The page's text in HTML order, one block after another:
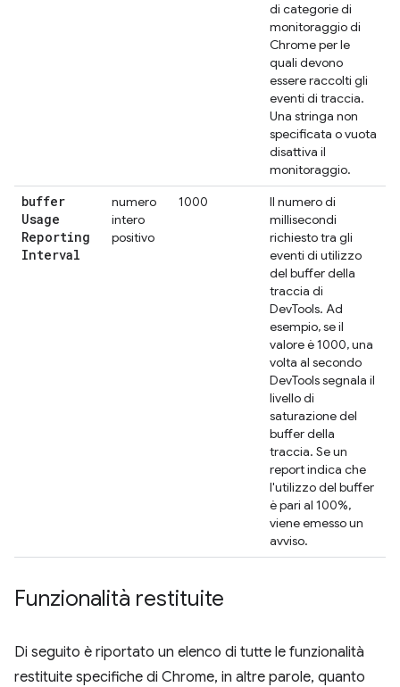
di categorie di
monitoraggio di
Chrome per le
quali devono
essere raccolti gli
eventi di traccia.
Una stringa non
specificata o vuota
disattiva il
monitoraggio.
buffer
Usage
Reporting
Interval
numero
intero
positivo
1000
Il numero di
millisecondi
richiesto tra gli
eventi di utilizzo
del buffer della
traccia di
DevTools. Ad
esempio, se il
valore è 1000, una
volta al secondo
DevTools segnala il
livello di
saturazione del
buffer della
traccia. Se un
report indica che
l'utilizzo del buffer
è pari al 100%,
viene emesso un
avviso.
Funzionalità restituite
Di seguito è riportato un elenco di tutte le funzionalità
restituite specifiche di Chrome, in altre parole, quanto